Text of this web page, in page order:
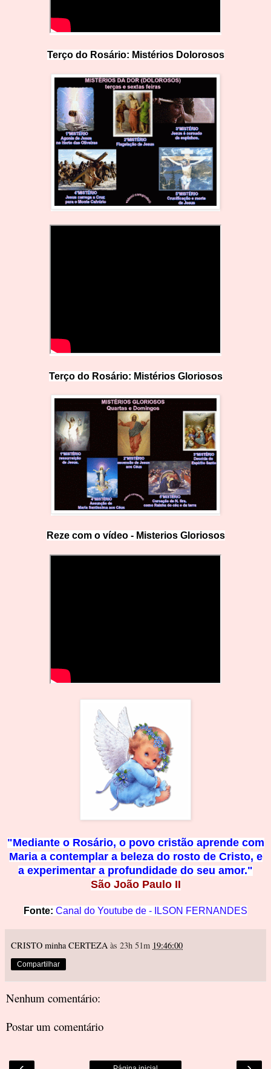
Terço do Rosário: Mistérios Dolorosos
Terço do Rosário: Mistérios Gloriosos
Reze com o vídeo - Misterios Gloriosos
"Mediante o Rosário, o povo cristão aprende com
Maria a contemplar a beleza do rosto de Cristo, e
a experimentar a profundidade do seu amor."
São João Paulo II
Fonte: Canal do Youtube de - ILSON FERNAN DES
CRISTO minha CERTEZA às 23h 51m 19:46:00
Compartilhar
Nenhum comentário:
Postar um comentário